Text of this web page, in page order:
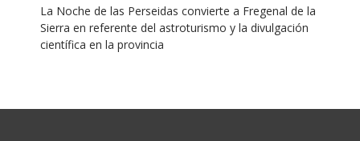
La Noche de las Perseidas convierte a Fregenal de la
Sierra en referente del astroturismo y la divulgación
científica en la provincia